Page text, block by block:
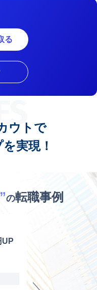
る
ウトで
実現！
の転職事例
UP